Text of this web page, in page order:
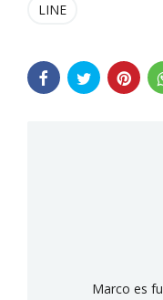
LINE
Marco es